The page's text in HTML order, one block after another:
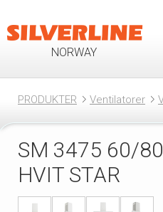
PRODUKTER Ventilatorer
SM 3475 60/
HVIT STAR
NORWAY